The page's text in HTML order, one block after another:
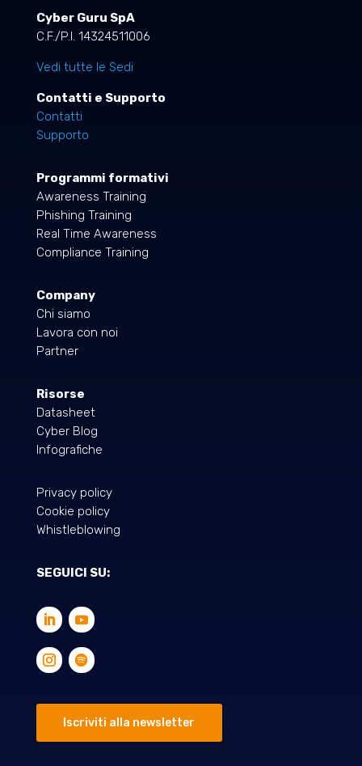
Cyber Guru SpA
C.F./P.I. 14324511006
Vedi tutte le Sedi
Contatti e Supporto
Contatti
Supporto
Programmi formativi
Awareness Training
Phishing Training
Real Time Awareness
Compliance Training
Company
Chi siamo
Lavora con noi
Partner
Risorse
Datasheet
Cyber Blog
Infografiche
Privacy policy
Cookie policy
Whistleblowing
SEGUICI SU:
Iscriviti alla newsletter